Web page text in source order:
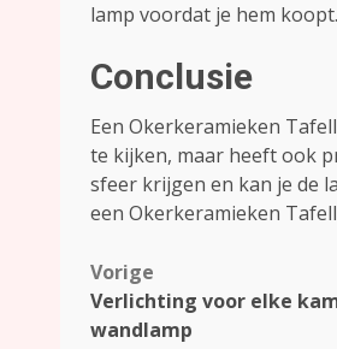
lamp voordat je hem koopt.
Conclusie
Een Okerkeramieken
te kijken, maar heeft ook
sfeer krijgen en kan je de
een Okerkeramieken
Bericht
navigatie
Vorige
Verlichting voor elke
wandlamp